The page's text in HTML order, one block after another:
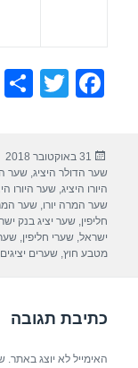
F
e
b
o
o
T
er
פורסם
בתאריך
31 באוקטובר 2018
שער הדולר היציג,שער
היורו היציג,שער היורו
שער המרה יורו,שער
חליפין,שער יציג בנק
ישראל,שערי חליפין,
מטבע חוץ,שערים יציגים
כתיבת תגובה
האימייל לא יוצג באתר.